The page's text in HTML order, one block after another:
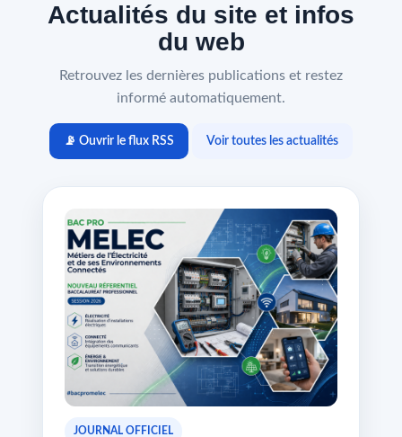
Actualités du site et infos
du web
Retrouvez les dernières publications et restez
informé automatiquement.
📡 Ouvrir le flux RSS Voir toutes les actualités
JOURNAL OFFICIEL